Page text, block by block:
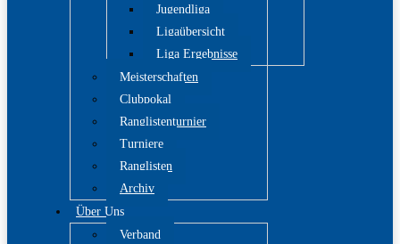
Jugendliga
Ligaübersicht
Liga Ergebnisse
Meisterschaften
Clubpokal
Ranglistenturnier
Turniere
Ranglisten
Archiv
Über Uns
Verband